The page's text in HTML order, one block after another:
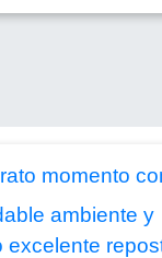
momento
ambiente y
excelente